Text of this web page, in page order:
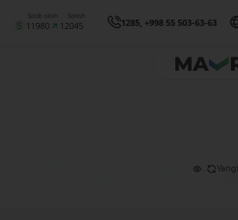
Sotib olish
11980
Sotish
12045 1285, +998 55 503-63-63